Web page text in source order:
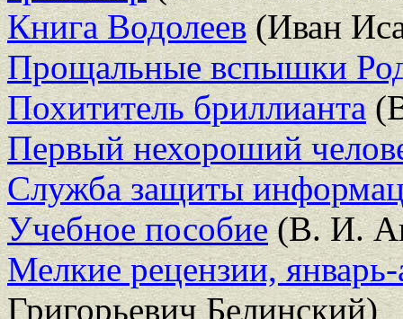
Книга Водолеев(Иван
Прощальные вспышки
Похититель бриллианта
Первый нехороший
Служба защиты
Учебное пособие(В. И.
Мелкие рецензии, январь-
Григорьевич Белинский)